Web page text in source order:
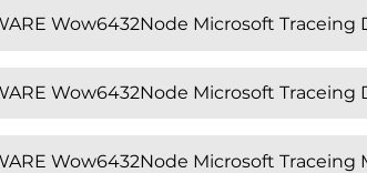
Wow6432Node Microsoft Traceing
Wow6432Node Microsoft Traceing
Wow6432Node Microsoft